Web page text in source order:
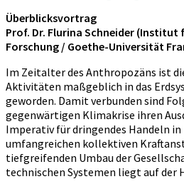
Überblicksvortrag
Prof. Dr. Flurina Schneider
Forschung / Goethe-Universität
Im Zeitalter des Anthropozäns ist
Aktivitäten maßgeblich in das
geworden. Damit verbunden sind
gegenwärtigen Klimakrise ihren
Imperativ für dringendes Handeln in
umfangreichen kollektiven
tiefgreifenden Umbau der
technischen Systemen liegt auf der